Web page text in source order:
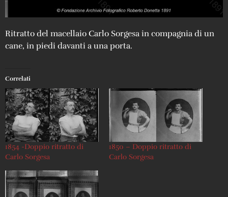
Ritratto del macellaio Carlo Sorgesa in compagnia di un
cane, in piedi davanti a una porta.
Correlati
1854 -Doppio ritratto di
Carlo Sorgesa
1850 – Doppio ritratto di
Carlo Sorgesa